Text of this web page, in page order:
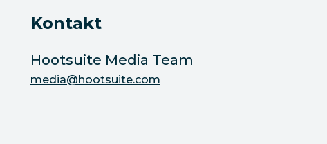
Kontakt
Hootsuite Media Team
media@hootsuite.com